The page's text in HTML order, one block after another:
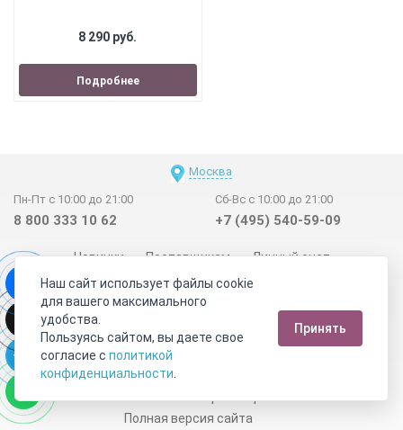
8 290 руб.
Подробнее
Москва
Пн-Пт с 10:00 до 21:00
8 800 333 10 62
Сб-Вс с 10:00 до 21:00
+7 (495) 540-59-09
Новинки Поставщикам
Личный счет
Договор-оферта
О нас
Наши магазины
Отзывы покупателей
Сертификаты
Статьи
Обратная связь
Видео о камнях СОУТ
Телеграм
Max
Полная версия сайта
Наш сайт использует файлы cookie
для вашего максимального
удобства.
Пользуясь сайтом, вы даете свое
согласие с политикой
конфиденциальности
Принять